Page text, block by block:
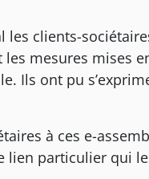
les clients-
mesures mises
Ils ont pu
à ces e-
particulier qui